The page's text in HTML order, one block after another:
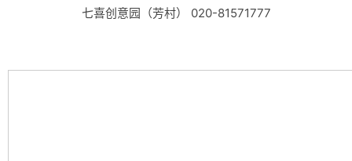
七喜创意园（芳村） 020-81571777